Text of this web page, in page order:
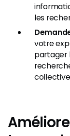
les
votre
partager